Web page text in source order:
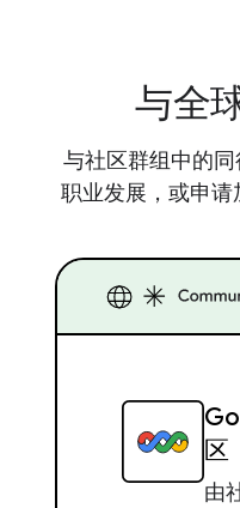
与全
与社区群组中的
职业发展，或申请
区
由